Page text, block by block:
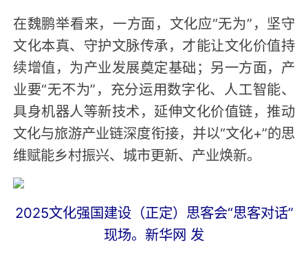
在魏鹏举看来，一方面，文化应“无为”，坚守
文化本真、守护文脉传承，才能让文化价值持
续增值，为产业发展奠定基础；另一方面，产
业要“无不为”，充分运用数字化、人工智能、
具身机器人等新技术，延伸文化价值链，推动
文化与旅游产业链深度衔接，并以“文化+”的思
维赋能乡村振兴、城市更新、产业焕新。
2025文化强国建设（正定）思客会“思客对话”
现场。新华网 发